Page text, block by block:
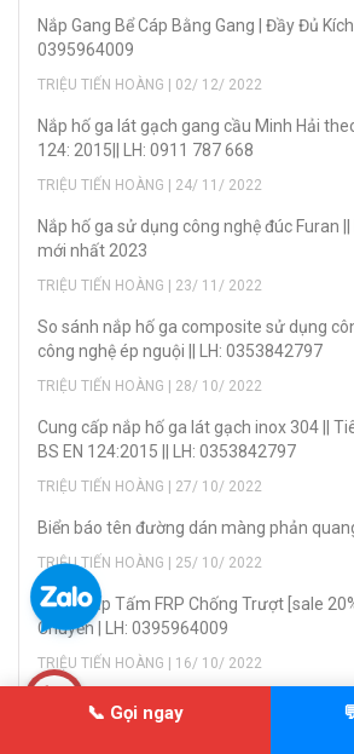
Nắp Gang Bể Cáp Bằng Gang | Đầy Đủ
0395964009
TRIỆU TIẾN HOÀNG | 02/ 12/ 2022
Nắp hố ga lát gạch gang cầu Minh Hải
124: 2015|| LH: 0911 787 668
TRIỆU TIẾN HOÀNG | 24/ 11/ 2022
Nắp hố ga sử dụng công nghệ đúc Furan
mới nhất 2023
TRIỆU TIẾN HOÀNG | 23/ 11/ 2022
So sánh nắp hố ga composite sử dụng
công nghệ ép nguội || LH: 0353842797
TRIỆU TIẾN HOÀNG | 28/ 10/ 2022
Cung cấp nắp hố ga lát gạch inox 304 ||
BS EN 124:2015 || LH: 0353842797
TRIỆU TIẾN HOÀNG | 27/ 10/ 2022
Biển báo tên đường dán màng phản
TRIỆU TIẾN HOÀNG | 25/ 10/ 2022
Cung Cấp Tấm FRP Chống Trượt [sale
Chuyển | LH: 0395964009
TRIỆU TIẾN HOÀNG | 16/ 10/ 2022
Song chắn rác gang cầu 960x530mm |
📞 Gọi ngay